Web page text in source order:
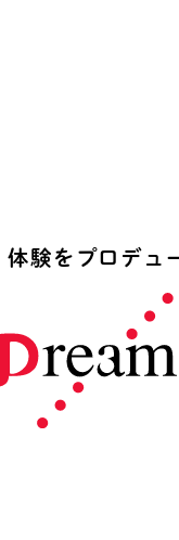
体験 を プロ デ ュ